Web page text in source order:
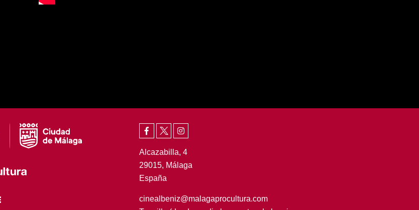
Alcazabilla, 4
29015, Málaga
España
cinealbeniz@malagaprocultura.com